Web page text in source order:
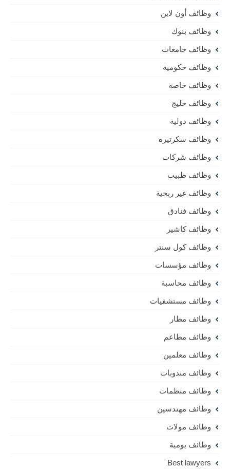
وظائف أون لاين
وظائف بنوك
وظائف جامعات
وظائف حكومية
وظائف خاصة
وظائف خليج
وظائف دولية
وظائف سكرتيره
وظائف شركات
وظائف طبيب
وظائف غير ربحية
وظائف فنادق
وظائف كاشير
وظائف كول سنتر
وظائف مؤسسات
وظائف محاسبة
وظائف مستشفيات
وظائف مطار
وظائف مطاعم
وظائف معلمين
وظائف مندوبات
وظائف منظمات
وظائف مهندسين
وظائف مولات
وظائف يومية
Best lawyers